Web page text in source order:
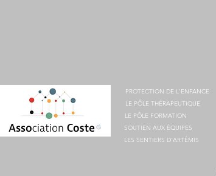
PROTECTION DE L'ENFANCE
LE PÔLE THÉRAPEUTIQUE
LE PÔLE FORMATION
SOUTIEN AUX ÉQUIPES
LES SENTIERS D'ARTÉMIS